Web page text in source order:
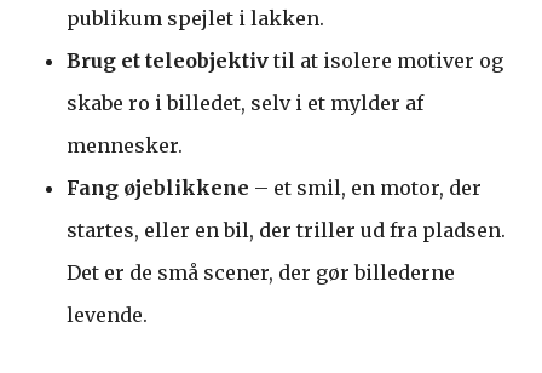
publikum spejlet i lakken.
Brug et teleobjektiv til at isolere motiver og
skabe ro i billedet, selv i et mylder af
mennesker.
Fang øjeblikkene – et smil, en motor, der
startes, eller en bil, der triller ud fra pladsen.
Det er de små scener, der gør billederne
levende.